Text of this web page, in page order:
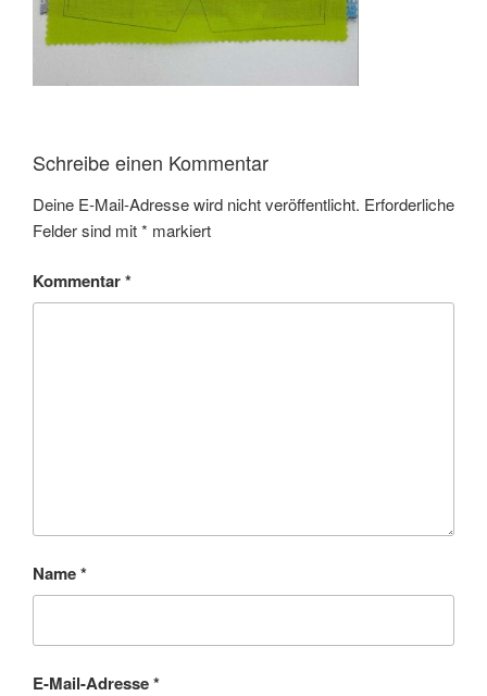
Schreibe einen Kommentar
Deine E-Mail-Adresse wird nicht veröffentlicht. Erforderliche
Felder sind mit* markiert
Kommentar*
Name*
E-Mail-Adresse*